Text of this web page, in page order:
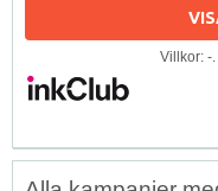
Villkor: -